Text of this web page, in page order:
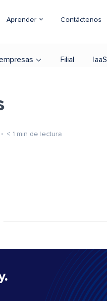
Aprender Contáctenos
Filial IaaS
< 1 min de lectura